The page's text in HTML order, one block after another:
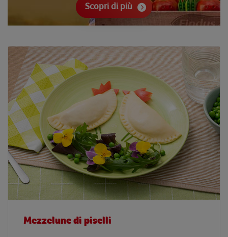
Scopri di più
Mezzelune di piselli